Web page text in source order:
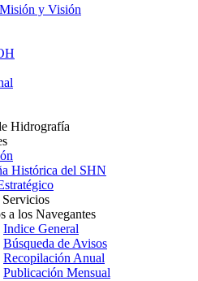
y Visión
Hidrografía
Histórica del SHN
a los Navegantes
Indice General
Búsqueda de Avisos
Recopilación Anual
Publicación Mensual